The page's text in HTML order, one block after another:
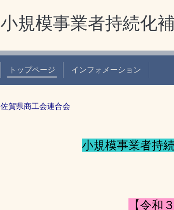
小規模事業者持続化
トップページ インフォメーション
佐賀県商工会連合会
小規模事業者持
【令和